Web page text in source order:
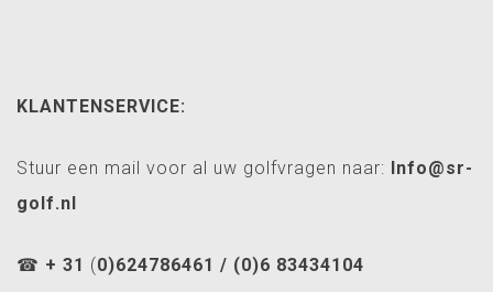
KLANTENSERVICE:
Stuur een mail voor al uw golfvragen naar: Info@sr-
golf.nl
☎ + 31 (0)624786461 / (0)6 83434104